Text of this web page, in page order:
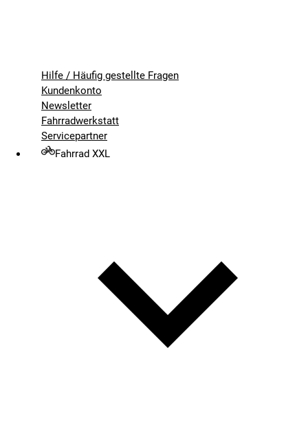
Hilfe / Häufig gestellte Fragen
Kundenkonto
Newsletter
Fahrradwerkstatt
Servicepartner
Fahrrad XXL